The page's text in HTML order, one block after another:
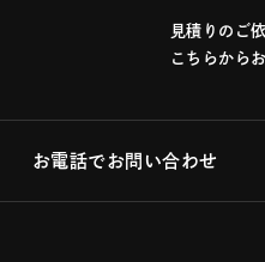
見積りのご
こちらから
お電話でお問い合わせ